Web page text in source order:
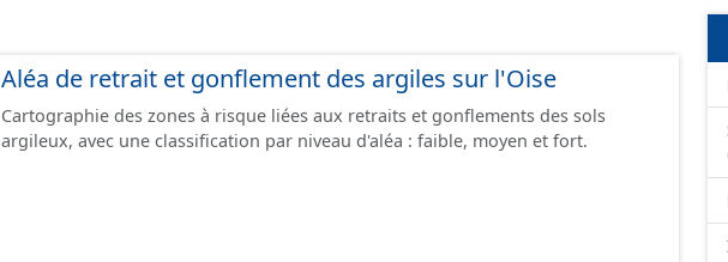
Aléa de retrait et gonflement des argiles sur l'Oise
Cartographie des zones à risque liées aux retraits et gonflements des sols
argileux, avec une classification par niveau d'aléa : faible, moyen et fort.